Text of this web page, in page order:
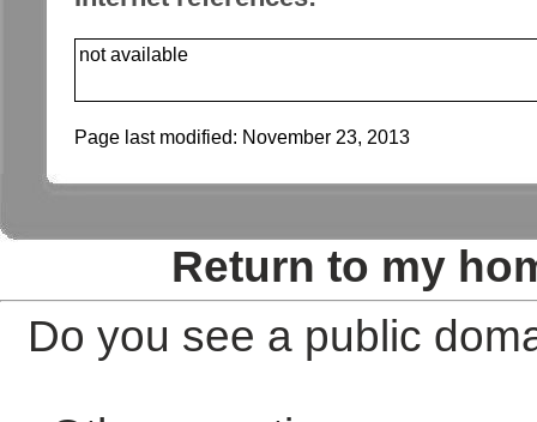
not available
Page last modified: November 23, 2013
Return to my
Do you see a public